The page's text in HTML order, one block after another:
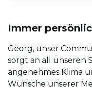
Immer
Georg, unser
sorgt an all unseren
angenehmes Klima
Wünsche unserer